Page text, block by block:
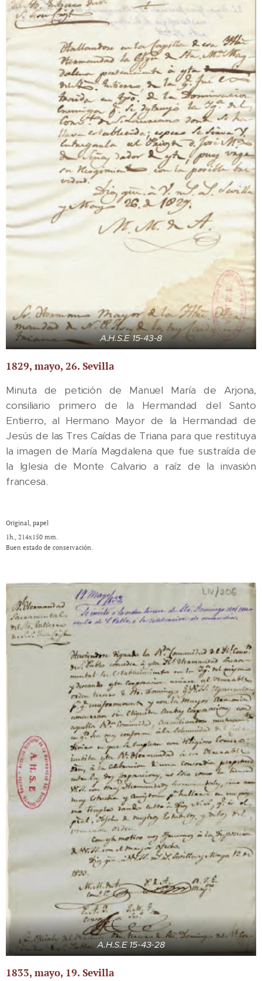
A.H.S.E 15-43-8
1829, mayo, 26. Sevilla
Minuta de petición de Manuel María de Arjona,
consiliario primero de la Hermandad del Santo
Entierro, al Hermano Mayor de la Hermandad de
Jesús de las Tres Caídas de Triana para que restituya
la imagen de María Magdalena que fue sustraída de
la Iglesia de Monte Calvario a raíz de la invasión
francesa.
Original, papel
1h., 214x150 mm.
Buen estado de conservación.
A.H.S.E 15-43-28
1833, mayo, 19. Sevilla